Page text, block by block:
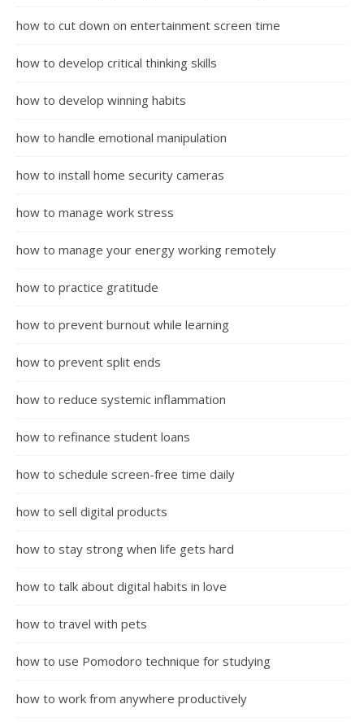
how to cut down on entertainment screen time
how to develop critical thinking skills
how to develop winning habits
how to handle emotional manipulation
how to install home security cameras
how to manage work stress
how to manage your energy working remotely
how to practice gratitude
how to prevent burnout while learning
how to prevent split ends
how to reduce systemic inflammation
how to refinance student loans
how to schedule screen-free time daily
how to sell digital products
how to stay strong when life gets hard
how to talk about digital habits in love
how to travel with pets
how to use Pomodoro technique for studying
how to work from anywhere productively